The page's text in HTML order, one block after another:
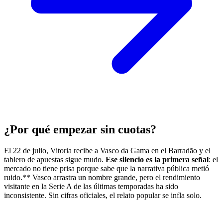
¿Por qué empezar sin cuotas?
El 22 de julio, Vitoria recibe a Vasco da Gama en el Barradão y el
tablero de apuestas sigue mudo. Ese silencio es la primera señal: el
mercado no tiene prisa porque sabe que la narrativa pública metió
ruido.** Vasco arrastra un nombre grande, pero el rendimiento
visitante en la Serie A de las últimas temporadas ha sido
inconsistente. Sin cifras oficiales, el relato popular se infla solo.